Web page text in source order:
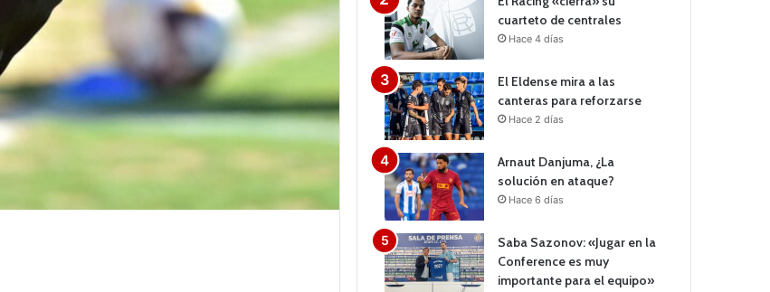
cuarteto de centrales
Hace 4 días
El Eldense mira a las
canteras para reforzarse
Hace 2 días
Arnaut Danjuma, ¿La
solución en ataque?
Hace 6 días
Saba Sazonov: «Jugar en la
Conference es muy
importante para el equipo»